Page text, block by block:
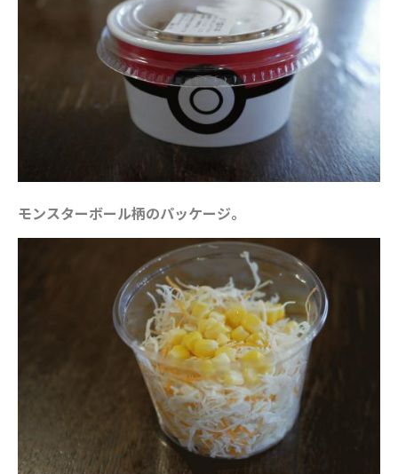
モンスターボール柄のパッケージ。